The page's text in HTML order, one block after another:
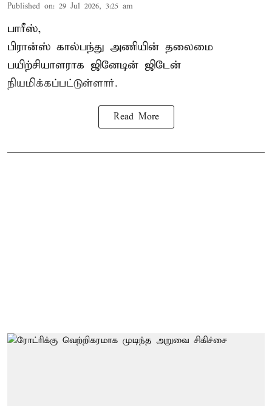
Published on: 29 Jul 2026, 3:25 am
பாரீஸ்,
பிரான்ஸ் கால்பந்து அணியின் தலைமை
பயிற்சியாளராக ஜினேடின் ஜிடேன்
நியமிக்கப்பட்டுள்ளார்.
Read More